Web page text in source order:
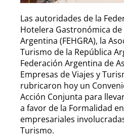
Las autoridades de la
Hotelera Gastronómica de
Argentina (FEHGRA), la
Turismo de la República
Federación Argentina de
Empresas de Viajes y
rubricaron hoy un
Acción Conjunta para
a favor de la Formalidad
empresariales
Turismo.